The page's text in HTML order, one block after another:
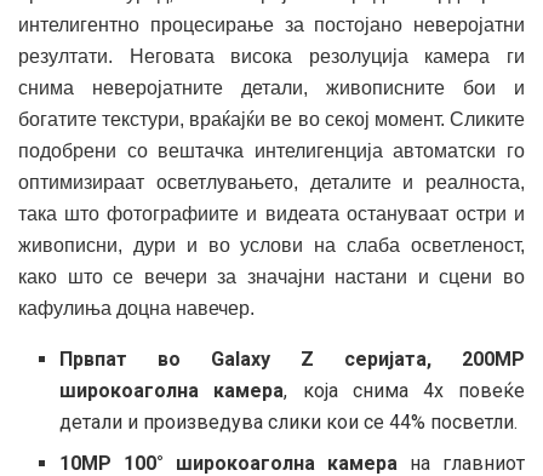
интелигентно процесирање за постојано неверојатни
резултати. Неговата висока резолуција камера ги
снима неверојатните детали, живописните бои и
богатите текстури, враќајќи ве во секој момент. Сликите
подобрени со вештачка интелигенција автоматски го
оптимизираат осветлувањето, деталите и реалноста,
така што фотографиите и видеата остануваат остри и
живописни, дури и во услови на слаба осветленост,
како што се вечери за значајни настани и сцени во
кафулиња доцна навечер.
Првпат во Galaxy Z серијата, 200MP
широкоаголна камера, која снима 4x повеќе
детали и произведува слики кои се 44% посветли.
10MP 100° широкоаголна камера на главниот